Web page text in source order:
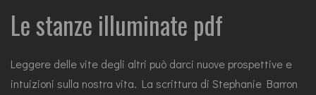
Le stanze illuminate pdf
Leggere delle vite degli altri può darci nuove prospettive e
intuizioni sulla nostra vita. La scrittura di Stephanie Barron